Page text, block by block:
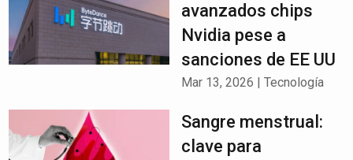
avanzados chips
Nvidia pese a
sanciones de EE UU
Mar 13, 2026 |Tecnología
Sangre menstrual:
clave para